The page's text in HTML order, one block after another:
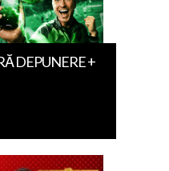
DEPUNERE +